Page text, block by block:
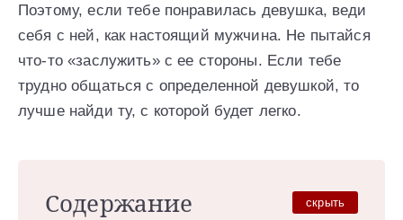
Поэтому, если тебе понравилась девушка, веди
себя с ней, как настоящий мужчина. Не пытайся
что-то «заслужить» с ее стороны. Если тебе
трудно общаться с определенной девушкой, то
лучше найди ту, с которой будет легко.
Содержание скрыть